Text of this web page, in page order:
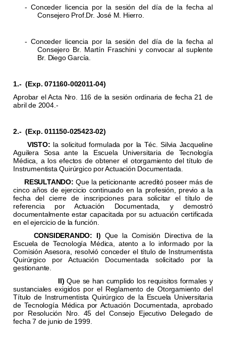
- Conceder licencia por la sesión del día de la fecha al
Consejero Prof.Dr. José M. Hierro.
- Conceder licencia por la sesión del día de la fecha al
Consejero Br. Martín Fraschini y convocar al suplente
Br. Diego García.
1.- (Exp. 071160-002011-04)
Aprobar el Acta Nro. 116 de la sesión ordinaria de fecha 21 de
abril de 2004.-
2.- (Exp. 011150-025423-02)
VISTO: la solicitud formulada por la Téc. Silvia Jacqueline
Aguilera Sosa ante la Escuela Universitaria de Tecnología
Médica, a los efectos de obtener el otorgamiento del título de
Instrumentista Quirúrgico por Actuación Documentada.
RESULTANDO: Que la peticionante acreditó poseer más de
cinco años de ejercicio continuado en la profesión, previo a la
fecha del cierre de inscripciones para solicitar el título de
referencia por Actuación Documentada, y demostró
documentalmente estar capacitada por su actuación certificada
en el ejercicio de la función.
CONSIDERANDO:
I) Que la Comisión Directiva de la
Escuela de Tecnología Médica, atento a lo informado por la
Comisión Asesora, resolvió conceder el título de Instrumentista
Quirúrgico por Actuación Documentada solicitado por la
gestionante.
II) Que se han cumplido los requisitos formales y
sustanciales exigidos por el Reglamento de Otorgamiento del
Título de Instrumentista Quirúrgico de la Escuela Universitaria
de Tecnología Médica por Actuación Documentada, aprobado
por Resolución Nro. 45 del Consejo Ejecutivo Delegado de
fecha 7 de junio de 1999.